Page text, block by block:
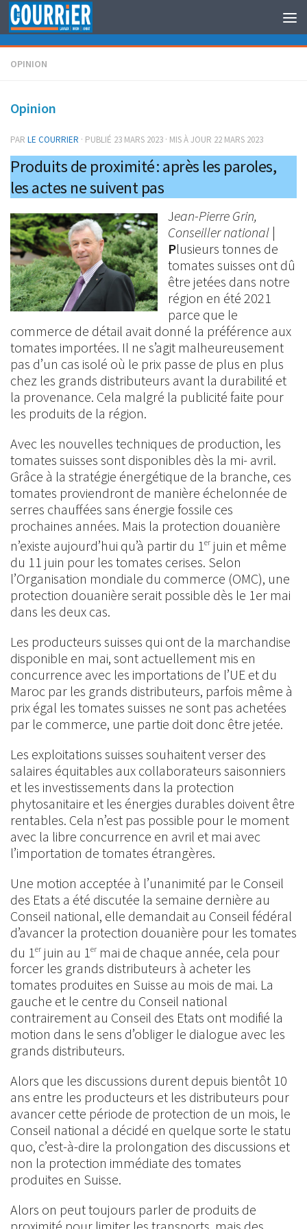
Au dessous du contenu
OPINION
Opinion
PAR LE COURRIER · PUBLIÉ 23 MARS 2023 · MIS À JOUR 22 MARS 2023
Produits de proximité : après les paroles,
les actes ne suivent pas
Jean-Pierre Grin,
Conseiller national |
Plusieurs tonnes de
tomates suisses ont dû
être jetées dans notre
région en été 2021
parce que le
commerce de détail avait donné la préférence aux
tomates importées. Il ne s’agit malheureusement
pas d’un cas isolé où le prix passe de plus en plus
chez les grands distributeurs avant la durabilité et
la provenance. Cela malgré la publicité faite pour
les produits de la région.
Avec les nouvelles techniques de production, les
tomates suisses sont disponibles dès la mi- avril.
Grâce à la stratégie énergétique de la branche, ces
tomates proviendront de manière échelonnée de
serres chauffées sans énergie fossile ces
prochaines années. Mais la protection douanière
n’existe aujourd’hui qu’à partir du 1 er juin et même
du 11 juin pour les tomates cerises. Selon
l’Organisation mondiale du commerce (OMC), une
protection douanière serait possible dès le 1er mai
dans les deux cas.
Les producteurs suisses qui ont de la marchandise
disponible en mai, sont actuellement mis en
concurrence avec les importations de l’UE et du
Maroc par les grands distributeurs, parfois même à
prix égal les tomates suisses ne sont pas achetées
par le commerce, une partie doit donc être jetée.
Les exploitations suisses souhaitent verser des
salaires équitables aux collaborateurs saisonniers
et les investissements dans la protection
phytosanitaire et les énergies durables doivent être
rentables. Cela n’est pas possible pour le moment
avec la libre concurrence en avril et mai avec
l’importation de tomates étrangères.
Une motion acceptée à l’unanimité par le Conseil
des Etats a été discutée la semaine dernière au
Conseil national, elle demandait au Conseil fédéral
d’avancer la protection douanière pour les tomates
du 1 er juin au 1 er mai de chaque année, cela pour
forcer les grands distributeurs à acheter les
tomates produites en Suisse au mois de mai. La
gauche et le centre du Conseil national
contrairement au Conseil des Etats ont modifié la
motion dans le sens d’obliger le dialogue avec les
grands distributeurs.
Alors que les discussions durent depuis bientôt 10
ans entre les producteurs et les distributeurs pour
avancer cette période de protection de un mois, le
Conseil national a décidé en quelque sorte le statu
quo, c’est-à-dire la prolongation des discussions et
non la protection immédiate des tomates
produites en Suisse.
Alors on peut toujours parler de produits de